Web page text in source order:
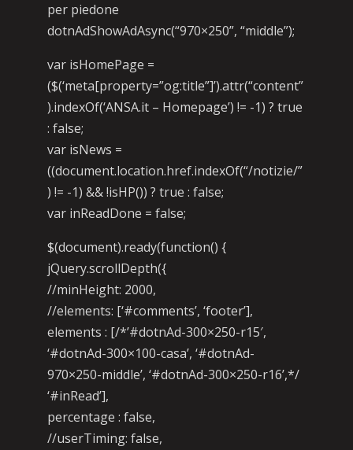
per piedone
dotnAdShowAdAsync(“970×250”, “middle”);
var isHomePage =
($(‘meta[property=”og:title”]’).attr(“content”
).indexOf(‘ANSA.it – Homepage’) != -1) ? true
: false;
var isNews =
((document.location.href.indexOf(“/notizie/”
) != -1) && !isHP()) ? true : false;
var inReadDone = false;
$(document).ready(function() {
jQuery.scrollDepth({
//minHeight: 2000,
//elements: [‘#comments’, ‘footer’],
elements : [/*’#dotnAd-300×250-r15′,
‘#dotnAd-300×100-casa’, ‘#dotnAd-
970×250-middle’, ‘#dotnAd-300×250-r16’,*/
‘#inRead’],
percentage : false,
//userTiming: false,